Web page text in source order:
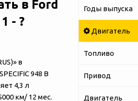
в Ford
- ?
в
948 B
4,3 л
км/ 12 мес.
Годы выпуска
Двигатель
Топливо
Привод
Двигатель